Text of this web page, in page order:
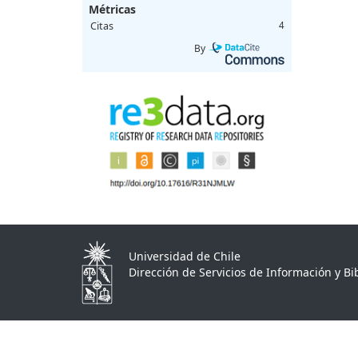
Métricas
Citas 4
By
Universidad de Chile
Dirección de Servicios de Información y